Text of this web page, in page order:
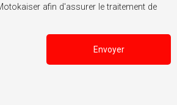
afin d'assurer le traitement de
Envoyer